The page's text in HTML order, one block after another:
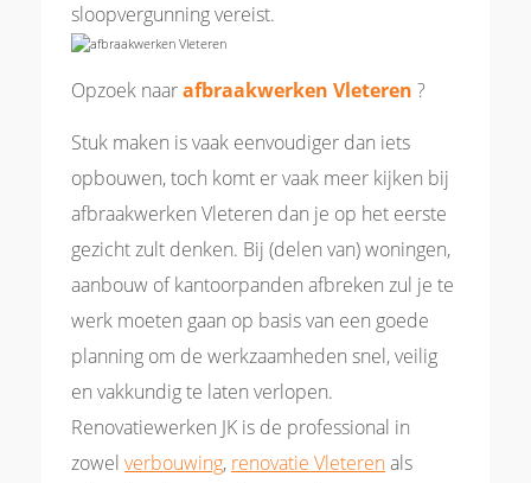
sloopvergunning vereist.
Opzoek naarafbraakwerken Vleteren ?
Stuk maken is vaak eenvoudiger dan iets
opbouwen, toch komt er vaak meer kijken bij
afbraakwerken Vleteren dan je op het eerste
gezicht zult denken. Bij (delen van) woningen,
aanbouw of kantoorpanden afbreken zul je te
werk moeten gaan op basis van een goede
planning om de werkzaamheden snel, veilig
en vakkundig te laten verlopen.
Renovatiewerken JK is de professional in
zowel verbouwing, renovatie Vleterenals